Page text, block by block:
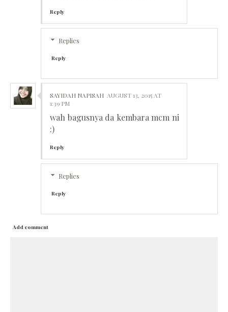
Reply
Replies
Reply
SAYIDAH NAPISAH AUGUST 13, 2015 AT
1:39 PM
wah bagusnya da kembara mcm ni
:)
Reply
Replies
Reply
Add comment